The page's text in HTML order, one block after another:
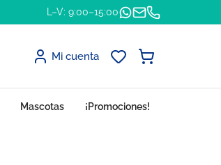
L–V: 9:00–15:00
Mi cuenta
Mascotas ¡Promociones!